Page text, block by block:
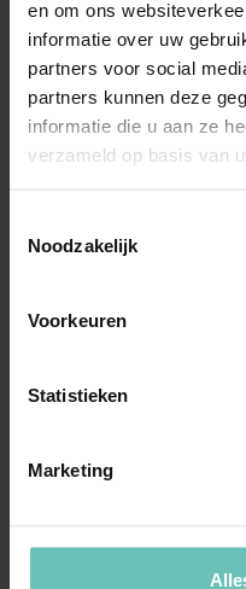
en om ons
informatie over uw
partners voor social
partners kunnen deze
informatie die u aan ze
verzameld op basis van
Noodzakelijk
Voorkeuren
Statistieken
Marketing
wordt gegeven aan
gemeenschappelijke
franchisenetwerk in
komen voor de
noch dat van de
en de
In Nederland vallen
heeft een meer
te brengen.